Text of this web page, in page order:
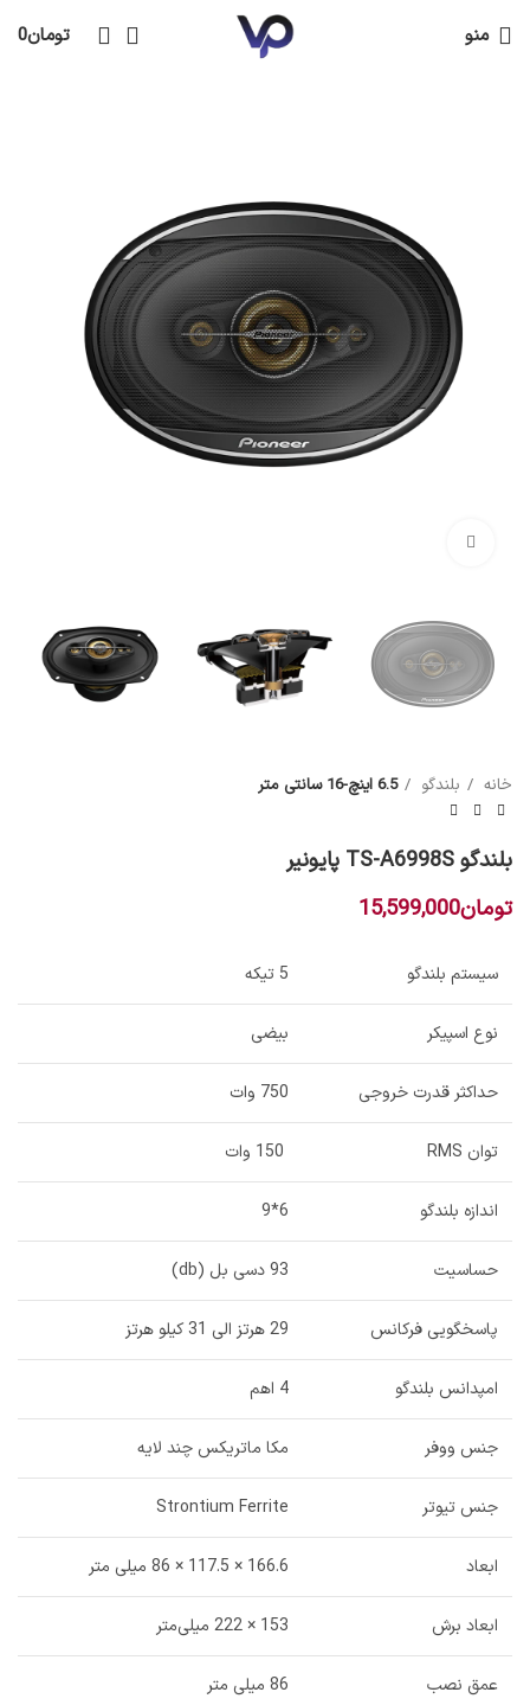
منو تومان0
خانه بلندگو 6.5 اینچ-16 سانتی متر
بلندگو TS-A6998S پایونیر
تومان15,599,000
سیستم بلندگو 5 تیکه
نوع اسپیکر بیضی
حداکثر قدرت خروجی 750 وات
توان RMS
اندازه بلندگو 6*9
حساسیت 93 دسی بل (db)
پاسخگویی فرکانس 29 هرتز الی 31 کیلو هرتز
امپدانس بلندگو 4 اهم
جنس ووفر مکا ماتریکس چند لایه
جنس تیوتر Strontium Ferrite
ابعاد 166.6 × 117.5 × 86 میلی متر
ابعاد برش 153 × 222 میلی‌متر
عمق نصب 86 میلی متر